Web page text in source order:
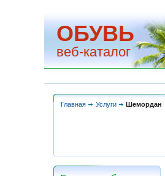
ОБУВЬ
веб-каталог
Главная Услуги Шемордан